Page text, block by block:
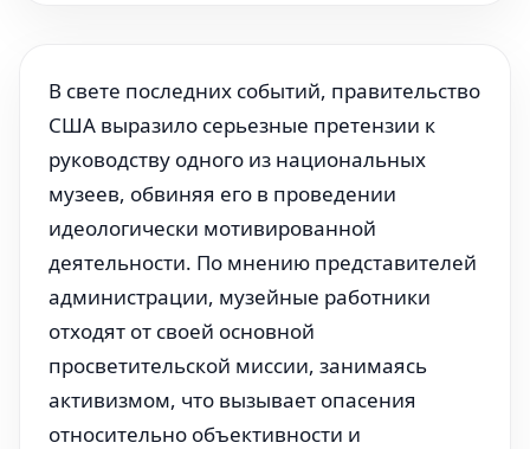
В свете последних событий, правительство
США выразило серьезные претензии к
руководству одного из национальных
музеев, обвиняя его в проведении
идеологически мотивированной
деятельности. По мнению представителей
администрации, музейные работники
отходят от своей основной
просветительской миссии, занимаясь
активизмом, что вызывает опасения
относительно объективности и